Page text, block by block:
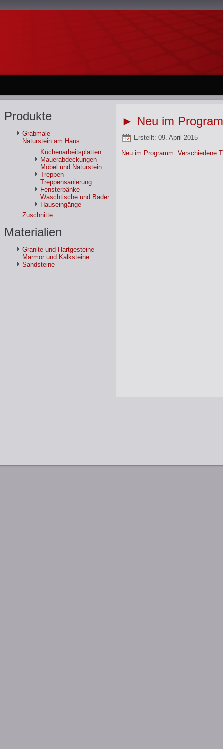
Produkte
Grabmale
Naturstein am Haus
Küchenarbeitsplatten
Mauerabdeckungen
Möbel und Naturstein
Treppen
Treppensanierung
Fensterbänke
Waschtische und Bäder
Hauseingänge
Zuschnitte
Materialien
Granite und Hartgesteine
Marmor und Kalksteine
Sandsteine
► Neu im
Erstellt: 09. April 2015
Neu im Programm: Verschiedene